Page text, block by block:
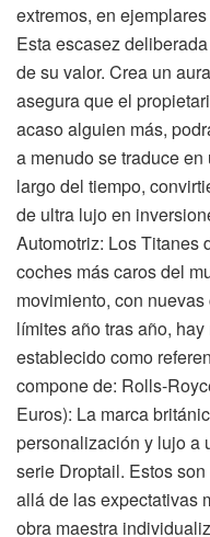
extremos, en
Esta escasez
de su valor. Crea un
asegura que el
acaso alguien más,
a menudo se traduce
largo del tiempo,
de ultra lujo en
Automotriz: Los Titanes
coches más caros del
movimiento, con
límites año tras año,
establecido como
compone de: Rolls-
Euros): La marca
personalización y lujo a
serie Droptail. Estos
allá de las expectativas
obra maestra